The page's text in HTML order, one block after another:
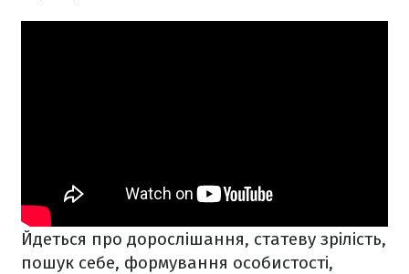
Йдеться про дорослішання, статеву зрілість,
пошук себе, формування особистості,